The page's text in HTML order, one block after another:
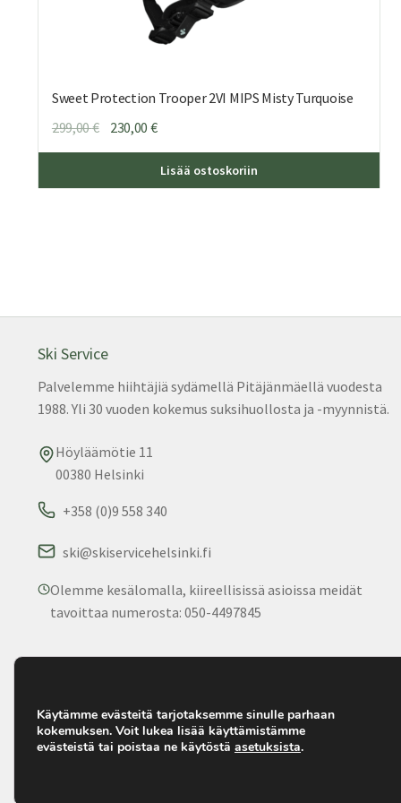
Sweet Protection Trooper 2VI MIPS Misty Turquoise
299,00€ Alkuperäinen
hinta
299,00 €.
230,00 €Nykyinen
hinta
on:
230,00 €.
Lisää ostoskoriin
Ski Service
Palvelemme hiihtäjiä sydämellä Pitäjänmäellä vuodesta
1988. Yli 30 vuoden kokemus suksihuollosta ja -myynnistä.
Höyläämötie 11
00380 Helsinki
+358 (0)9 558 340
ski@skiservicehelsinki.fi
Olemme kesälomalla, kiireellisissä asioissa meidät
tavoittaa numerosta: 050-4497845
1988.
Käytämme evästeitä tarjotaksemme sinulle parhaan
kokemuksen. Voit lukea lisää käyttämistämme
evästeistä tai poistaa ne käytöstä asetuksista.